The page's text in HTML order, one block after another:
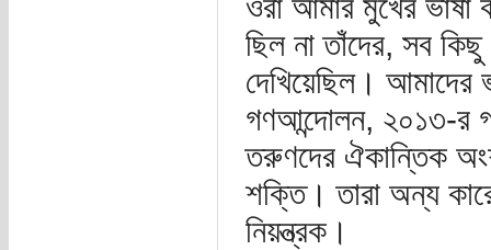
ছিল না তাঁদের, সব
দেখিয়েছিল।
গণআন্দোলন, ২০১৩-র
তরুণদের ঐকান্তিক
শক্তি। তারা অন্য
নিয়ন্ত্রক।